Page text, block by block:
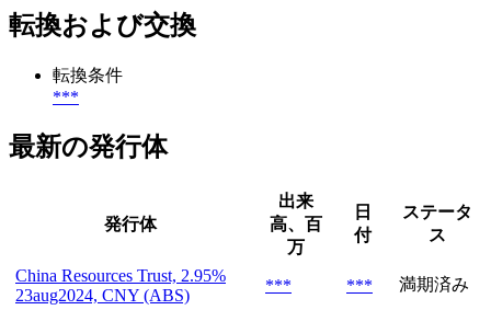
転換および交換
転換条件
***
最新の発行体
発行体
出来
高、百
万
日
付
ステータ
ス
China Resources Trust, 2.95%
23aug2024, CNY (ABS)
*** ***
満期済み